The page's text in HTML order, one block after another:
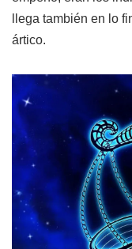
llega también en lo
ártico.